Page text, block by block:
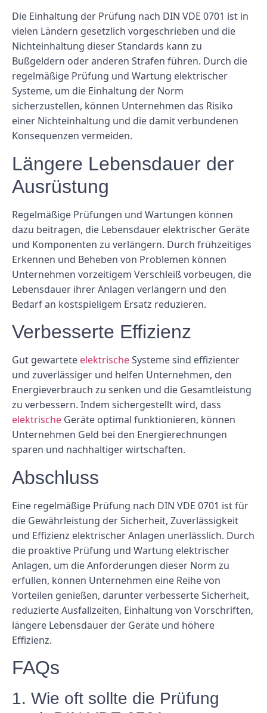
Die Einhaltung der Prüfung nach DIN VDE 0701 ist in
vielen Ländern gesetzlich vorgeschrieben und die
Nichteinhaltung dieser Standards kann zu
Bußgeldern oder anderen Strafen führen. Durch die
regelmäßige Prüfung und Wartung elektrischer
Systeme, um die Einhaltung der Norm
sicherzustellen, können Unternehmen das Risiko
einer Nichteinhaltung und die damit verbundenen
Konsequenzen vermeiden.
Längere Lebensdauer der
Ausrüstung
Regelmäßige Prüfungen und Wartungen können
dazu beitragen, die Lebensdauer elektrischer Geräte
und Komponenten zu verlängern. Durch frühzeitiges
Erkennen und Beheben von Problemen können
Unternehmen vorzeitigem Verschleiß vorbeugen, die
Lebensdauer ihrer Anlagen verlängern und den
Bedarf an kostspieligem Ersatz reduzieren.
Verbesserte Effizienz
Gut gewartete elektrischeSysteme sind effizienter
und zuverlässiger und helfen Unternehmen, den
Energieverbrauch zu senken und die Gesamtleistung
zu verbessern. Indem sichergestellt wird, dass
elektrische Geräte optimal funktionieren, können
Unternehmen Geld bei den Energierechnungen
sparen und nachhaltiger wirtschaften.
Abschluss
Eine regelmäßige Prüfung nach DIN VDE 0701 ist für
die Gewährleistung der Sicherheit, Zuverlässigkeit
und Effizienz elektrischer Anlagen unerlässlich. Durch
die proaktive Prüfung und Wartung elektrischer
Anlagen, um die Anforderungen dieser Norm zu
erfüllen, können Unternehmen eine Reihe von
Vorteilen genießen, darunter verbesserte Sicherheit,
reduzierte Ausfallzeiten, Einhaltung von Vorschriften,
längere Lebensdauer der Geräte und höhere
Effizienz.
FAQs
1. Wie oft sollte die Prüfung